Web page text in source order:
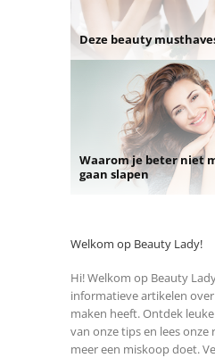
Deze beauty
Waarom je beter niet
gaan slapen
Welkom op Beauty Lady!
Hi! Welkom op Beauty
informatieve artikelen
maken heeft. Ontdek
van onze tips en lees
meer een miskoop doet.